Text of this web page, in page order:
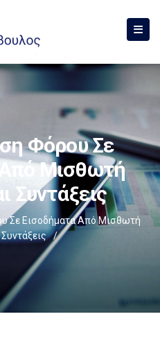
Φόρου Σε
Μισθωτή
Συντάξεις
Σε Εισοδήματα Από Μισθωτή
/